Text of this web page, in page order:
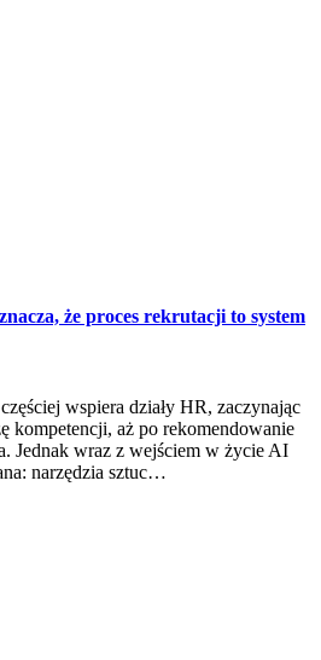
że proces rekrutacji to system
wspiera działy HR, zaczynając
kompetencji, aż po rekomendowanie
Jednak wraz z wejściem w życie AI
narzędzia sztuc…